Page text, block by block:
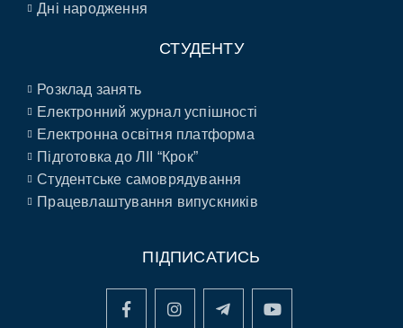
Дні народження
СТУДЕНТУ
Розклад занять
Електронний журнал успішності
Електронна освітня платформа
Підготовка до ЛІІ “Крок”
Студентське самоврядування
Працевлаштування випускників
ПІДПИСАТИСЬ